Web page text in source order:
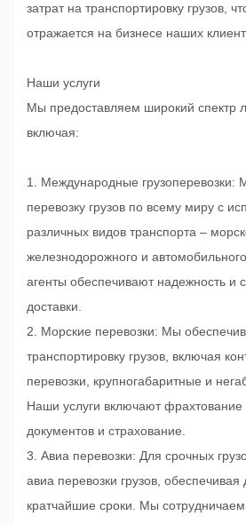
затрат на транспортировку грузов,
отражается на бизнесе наших
Наши услуги
Мы предоставляем широкий спектр
включая:
1. Международные грузоперевозки:
перевозку грузов по всему миру с
различных видов транспорта –
железнодорожного и
агенты обеспечивают надежность и
доставки.
2. Морские перевозки: Мы
транспортировку грузов, включая
перевозки, крупногабаритные и
Наши услуги включают
документов и страхование.
3. Авиа перевозки: Для срочных
авиа перевозки грузов, обеспечивая
кратчайшие сроки. Мы